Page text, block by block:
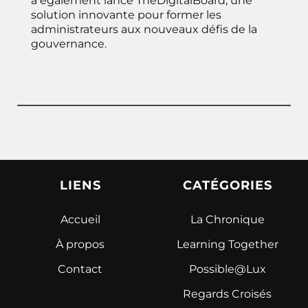
solution innovante pour former les
administrateurs aux nouveaux défis de la
gouvernance.
LIENS
Accueil
À propos
Contact
CATÉGORIES
La Chronique
Learning Together
Possible@Lux
Regards Croisés